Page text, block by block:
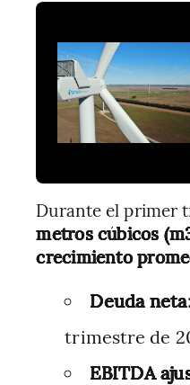
Durante el primer
metros cúbicos
crecimiento
Deuda neta
trimestre de
EBITDA